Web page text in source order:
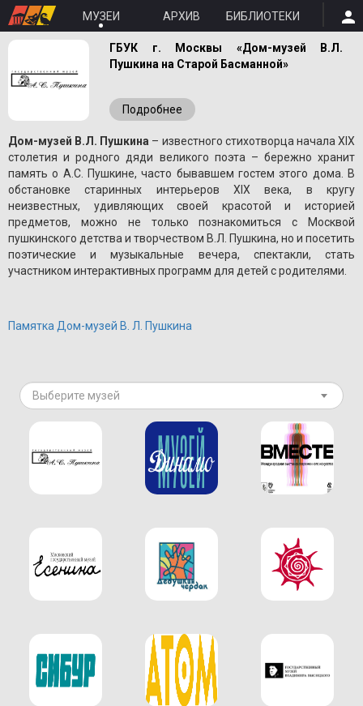
МУЗЕИ АРХИВ БИБЛИОТЕКИ
ГБУК г. Москвы «Дом-музей В.Л.
Пушкина на Старой Басманной»
Подробнее
Дом-музей В.Л. Пушкина – известного стихотворца начала XIX
столетия и родного дяди великого поэта – бережно хранит
память о A.С. Пушкине, часто бывавшем гостем этого дома. В
обстановке старинных интерьеров XIX века, в кругу
неизвестных, удивляющих своей красотой и историей
предметов, можно не только познакомиться с Москвой
пушкинского детства и творчеством В.Л. Пушкина, но и посетить
поэтические и музыкальные вечера, спектакли, стать
участником интерактивных программ для детей с родителями.
Памятка Дом-музей В. Л. Пушкина
Выберите музей